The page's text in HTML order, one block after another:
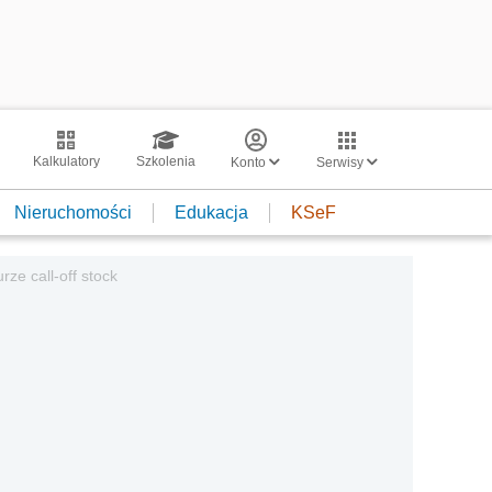
Kalkulatory Szkolenia Konto Serwisy
Nieruchomości Edukacja KSeF
call-off stock